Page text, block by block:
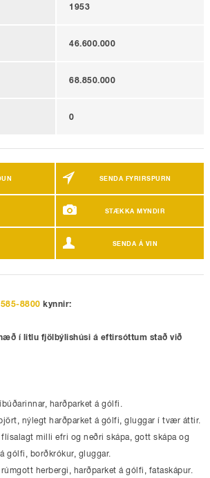
1953
46.600.000
68.850.000
0
SENDA FYRIRSPURN
STÆKKA MYNDIR
SENDA Á VIN
585-8800 kynnir:
í litlu fjölbýlishúsi á eftirsóttum stað við
harðparket á gólfi.
nýlegt harðparket á gólfi, gluggar í tvær áttir.
milli efri og neðri skápa, gott skápa og
gólfi, borðkrókur, gluggar.
herbergi, harðparket á gólfi, fataskápur.